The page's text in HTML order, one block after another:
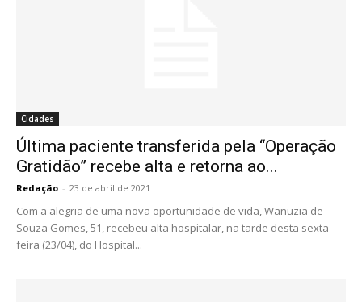
Cidades
Última paciente transferida pela “Operação
Gratidão” recebe alta e retorna ao...
Redação - 23 de abril de 2021
Com a alegria de uma nova oportunidade de vida, Wanuzia de
Souza Gomes, 51, recebeu alta hospitalar, na tarde desta sexta-
feira (23/04), do Hospital...